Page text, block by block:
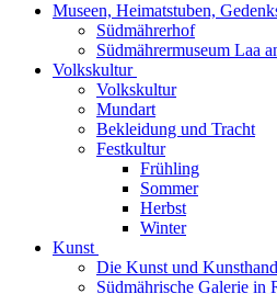
Museen, Heimatstuben,
Südmährerhof
Südmährermuseum Laa
Volkskultur
Volkskultur
Mundart
Bekleidung und Tracht
Festkultur
Frühling
Sommer
Herbst
Winter
Kunst
Die Kunst und
Südmährische Galerie in